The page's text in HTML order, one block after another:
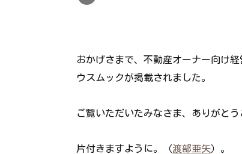
おかげさまで、不動産オーナー向け
ウスムックが掲載されました。
ご覧いただいたみなさま、ありがとう
片付きますように。（渡部亜矢）。